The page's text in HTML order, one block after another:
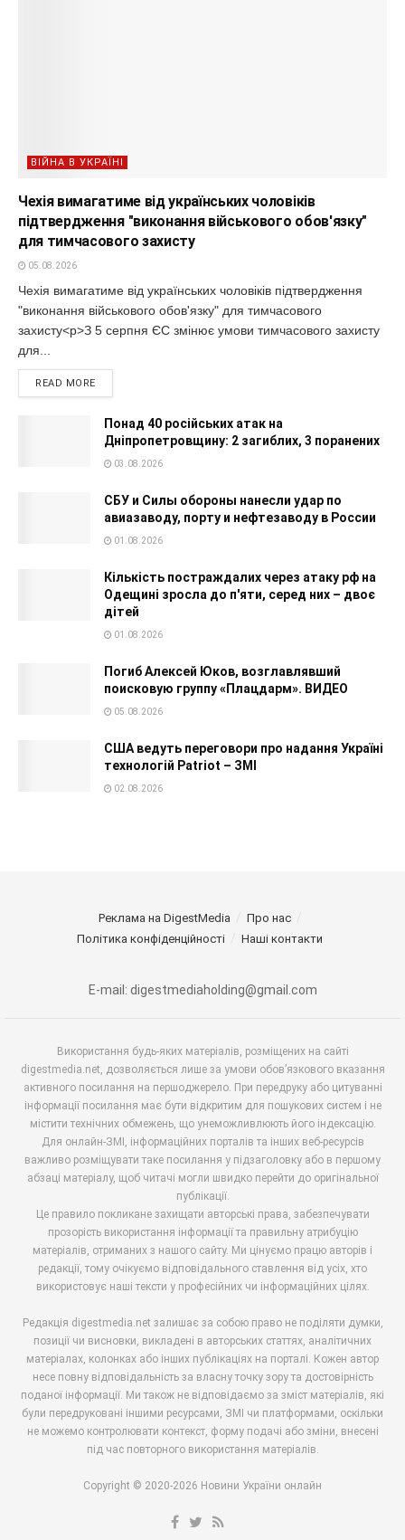
ВІЙНА В УКРАЇНІ
Чехія вимагатиме від українських чоловіків
підтвердження "виконання військового обов'язку"
для тимчасового захисту
05.08.2026
Чехія вимагатиме від українських чоловіків підтвердження
"виконання військового обов'язку" для тимчасового
захисту<p>З 5 серпня ЄС змінює умови тимчасового захисту
для...
READ MORE
Понад 40 російських атак на
Дніпропетровщину: 2 загиблих, 3 поранених
03.08.2026
СБУ и Силы обороны нанесли удар по
авиазаводу, порту и нефтезаводу в России
01.08.2026
Кількість постраждалих через атаку рф на
Одещині зросла до п'яти, серед них – двоє
дітей
01.08.2026
Погиб Алексей Юков, возглавлявший
поисковую группу «Плацдарм». ВИДЕО
05.08.2026
США ведуть переговори про надання Україні
технологій Patriot – ЗМІ
02.08.2026
Реклама на DigestMedia
Про нас
Політика конфіденційності
Наші контакти
E-mail: digestmediaholding@gmail.com
Використання будь-яких матеріалів, розміщених на сайті
digestmedia.net, дозволяється лише за умови обов’язкового вказання
активного посилання на першоджерело. При передруку або цитуванні
інформації посилання має бути відкритим для пошукових систем і не
містити технічних обмежень, що унеможливлюють його індексацію.
Для онлайн-ЗМІ, інформаційних порталів та інших веб-ресурсів
важливо розміщувати таке посилання у підзаголовку або в першому
абзаці матеріалу, щоб читачі могли швидко перейти до оригінальної
публікації.
Це правило покликане захищати авторські права, забезпечувати
прозорість використання інформації та правильну атрибуцію
матеріалів, отриманих з нашого сайту. Ми цінуємо працю авторів і
редакції, тому очікуємо відповідального ставлення від усіх, хто
використовує наші тексти у професійних чи інформаційних цілях.
Редакція digestmedia.net залишає за собою право не поділяти думки,
позиції чи висновки, викладені в авторських статтях, аналітичних
матеріалах, колонках або інших публікаціях на порталі. Кожен автор
несе повну відповідальність за власну точку зору та достовірність
поданої інформації. Ми також не відповідаємо за зміст матеріалів, які
були передруковані іншими ресурсами, ЗМІ чи платформами, оскільки
не можемо контролювати контекст, форму подачі або зміни, внесені
під час повторного використання матеріалів.
Copyright © 2020-2026 Новини України онлайн